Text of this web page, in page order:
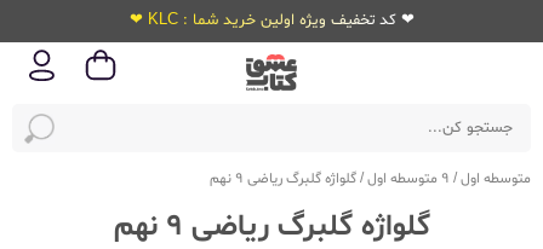
❤ کد تخفیف ویژه اولین خرید شما : KLC ❤
متوسطه اول/ 9 متوسطه اول /گلواژه گلبرگ ریاضی 9 نهم
گلواژه گلبرگ ریاضی 9 نهم